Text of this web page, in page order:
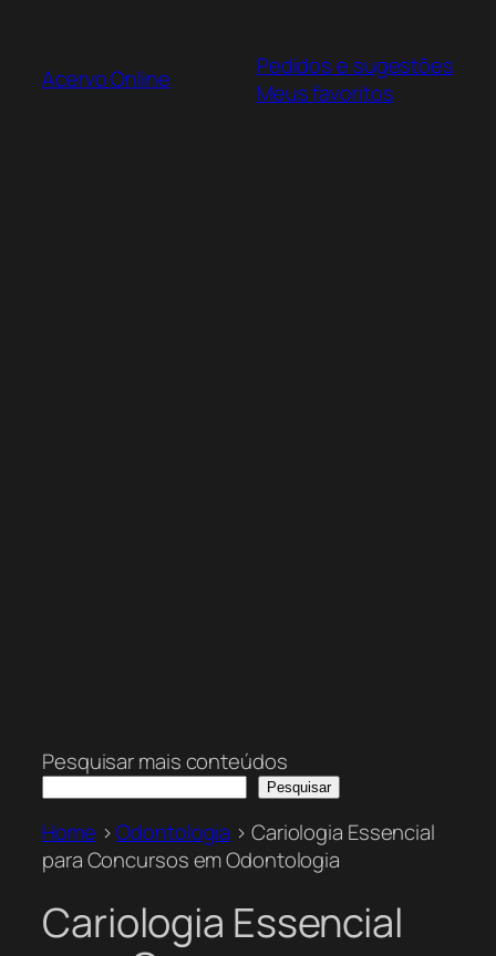
Acervo Online
Pedidos e sugestões
Meus favoritos
Pesquisar mais conteúdos
Pesquisar
Home >Odontologia > Cariologia Essencial
para Concursos em Odontologia
Cariologia Essencial